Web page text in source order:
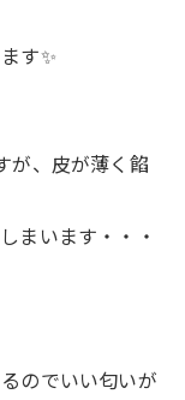
す✨️
が、皮が薄く餡
まいます・・・
のでいい匂いが